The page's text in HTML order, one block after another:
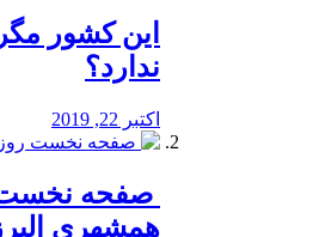
این کشور
ندارد؟
اکتبر 22, 2019
صفحه نخست
همشهری